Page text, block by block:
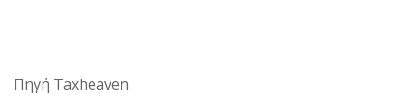
Πηγή Taxheaven